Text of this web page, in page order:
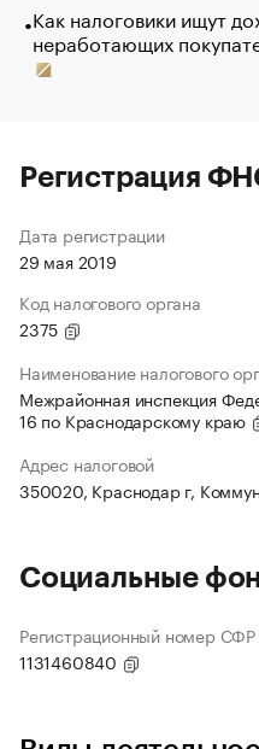
Как налоговики ищут
неработающих
Регистрация
Дата регистрации
29 мая 2019
Код налогового органа
2375
Наименование налогового
Межрайонная инспекция
16 по Краснодарскому краю
Адрес налоговой
350020, Краснодар г,
Социальные
Регистрационный номер СФР
1131460840